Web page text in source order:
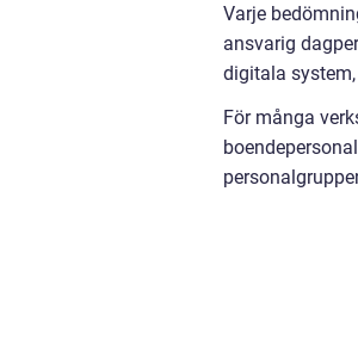
Varje
ansvarig
digitala
För många